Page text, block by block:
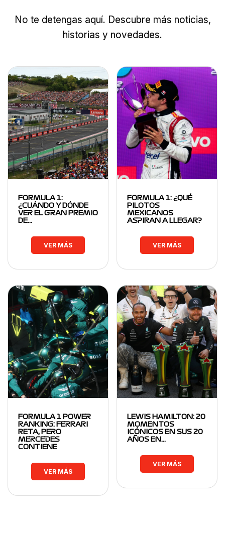
No te detengas aquí. Descubre más noticias,
historias y novedades.
FORMULA 1:
¿CUÁNDO Y DÓNDE
VER EL GRAN PREMIO
DE…
VER MÁS
FORMULA 1: ¿QUÉ
PILOTOS
MEXICANOS
ASPIRAN A LLEGAR?
VER MÁS
FORMULA 1 POWER
RANKING: FERRARI
RETA, PERO
MERCEDES
CONTIENE
VER MÁS
LEWIS HAMILTON: 20
MOMENTOS
ICÓNICOS EN SUS 20
AÑOS EN…
VER MÁS